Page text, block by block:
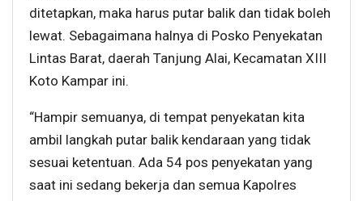
ditetapkan, maka harus putar balik dan tidak boleh
lewat. Sebagaimana halnya di Posko Penyekatan
Lintas Barat, daerah Tanjung Alai, Kecamatan XIII
Koto Kampar ini.
“Hampir semuanya, di tempat penyekatan kita
ambil langkah putar balik kendaraan yang tidak
sesuai ketentuan. Ada 54 pos penyekatan yang
saat ini sedang bekerja dan semua Kapolres